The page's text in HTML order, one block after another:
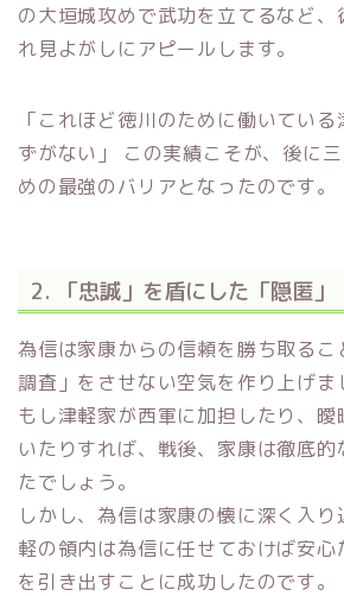
の大垣城攻めで武功を立てるなど、
れ見よがしにアピールします。
「これほど徳川のために働いてい
ずがない」 この実績こそが、後に
めの最強のバリアとなったのです。
2. 「忠誠」を盾にした「隠匿」
為信は家康からの信頼を勝ち取るこ
調査」をさせない空気を作り上げま
もし津軽家が西軍に加担したり、曖
いたりすれば、戦後、家康は徹底的
たでしょう。
しかし、為信は家康の懐に深く入
軽の領内は為信に任せておけば安
を引き出すことに成功したのです。